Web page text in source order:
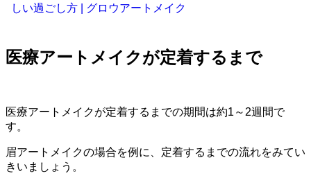
しい過ごし方 | グロウアートメイク
医療アートメイクが定着するまで
医療アートメイクが定着するまでの期間は約1～2週間で
す。
眉アートメイクの場合を例に、定着するまでの流れをみてい
きいましょう。